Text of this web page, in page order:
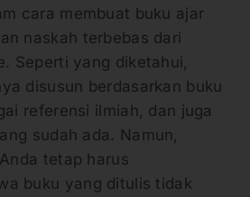
cara membuat buku ajar
naskah terbebas dari
Seperti yang diketahui,
disusun berdasarkan buku
referensi ilmiah, dan juga
sudah ada. Namun,
tetap harus
buku yang ditulis tidak